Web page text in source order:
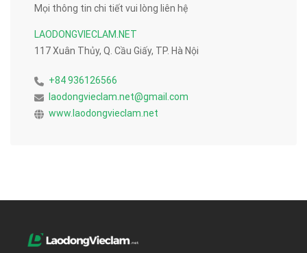
Mọi thông tin chi tiết vui lòng liên hệ
LAODONGVIECLAM.NET
117 Xuân Thủy, Q. Cầu Giấy, TP. Hà Nội
+84 936126566
laodongvieclam.net@gmail.com
www.laodongvieclam.net